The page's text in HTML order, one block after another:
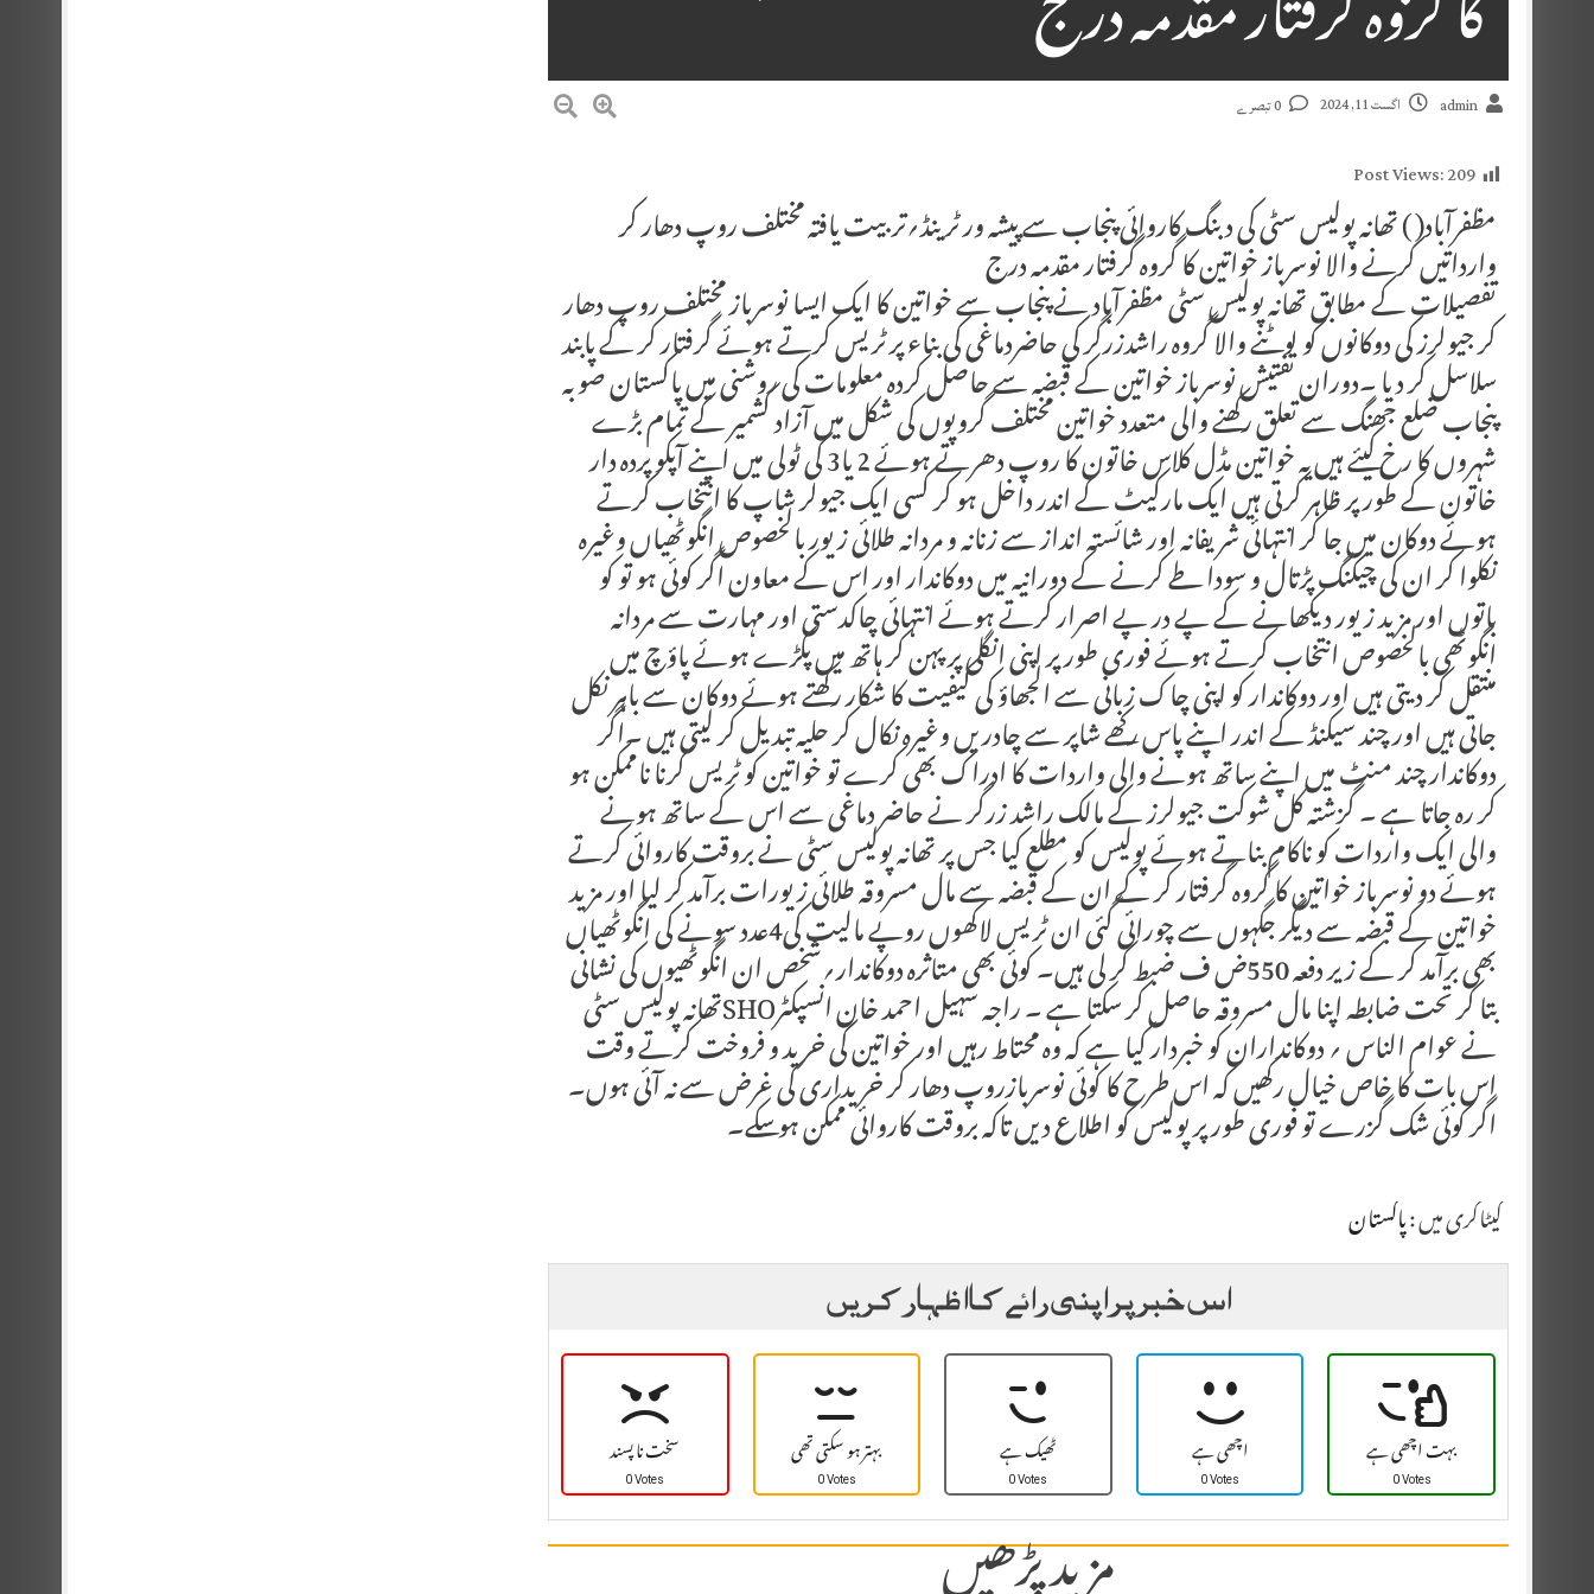
admin اگست 11, 2024
Post Views:209
مظفرآباد( ) تھانہ پولیس سٹی کی دبنگ کاروائی پنجاب سے پیشہ ور ٹرینڈ؍تربیت یافتہ مختلف روپ دھار کر
وارداتیں کرنے والا نوسرباز خواتین کا گروہ گرفتار مقدمہ درج
تفصیلات کے مطابق تھانہ پولیس سٹی مظفرآباد نے پنجاب سے خواتین کا ایک ایسا نوسرباز مختلف روپ دھار
کر جیولرز کی دوکانوں کو لوٹنے والا گروہ راشدزرگر کی حاضردماغی کی بناء پر ٹریس کرتے ہوئے گرفتار کر کے پابند
سلاسل کر دیا ۔دوران تفتیش نوسرباز خواتین کے قبضہ سے حاصل کردہ معلومات کی روشنی میں پاکستان صوبہ
پنجاب ضلع جھنگ سے تعلق رکھنے والی متعدد خواتین مختلف گروپوں کی شکل میں آزاد کشمیر کے تمام بڑے
شہروں کا رخ کیئے ہیں یہ خواتین مڈل کلاس خاتون کا روپ دھرتے ہوئے 2 یا3 کی ٹولی میں اپنے آپکو پردہ دار
خاتون کے طور پر ظاہر کرتی ہیں ایک مارکیٹ کے اندر داخل ہو کر کسی ایک جیولر شاپ کا انتخاب کرتے
ہوئے دوکان میں جا کر انتہائی شریفانہ اور شائستہ انداز سے زنانہ و مردانہ طلائی زیور بالخصوص انگوٹھیاں وغیرہ
نکلوا کر ان کی چیکنگ پڑتال و سودا طے کرنے کے دورانیہ میں دوکاندار اور اس کے معاون اگر کوئی ہو تو کو
باتوں اور مزید زیور دیکھانے کے پے در پے اصرار کرتے ہوئے انتہائی چاکدستی اور مہارت سے مردانہ
انگوٹھی بالخصوص انتخاب کرتے ہوئے فوری طور پر اپنی انگلی پر پہن کر ہاتھ میں پکڑے ہوئے پاؤچ میں
منتقل کر دیتی ہیں اور دوکاندار کو اپنی چاک زبانی سے الجھاؤ کی کیفیت کا شکار رکھتے ہوئے دوکان سے باہر نکل
جاتی ہیں اور چند سیکنڈ کے اندر اپنے پاس رکھے شاپر سے چادریں وغیرہ نکال کر حلیہ تبدیل کر لیتی ہیں ۔اگر
دوکاندار چند منٹ میں اپنے ساتھ ہونے والی واردات کا ادراک بھی کرے تو خواتین کو ٹریس کرنا ناممکن ہو
کر رہ جاتا ہے ۔ گزشتہ کل شوکت جیولرز کے مالک راشد زرگر نے حاضر دماغی سے اس کے ساتھ ہونے
والی ایک واردات کو ناکام بناتے ہوئے پولیس کو مطلع کیا جس پر تھانہ پولیس سٹی نے بروقت کاروائی کرتے
ہوئے دو نوسرباز خواتین کا گروہ گرفتار کر کے ان کے قبضہ سے مال مسروقہ طلائی زیورات برآمد کر لیا اور مزید
خواتین کے قبضہ سے دیگر جگہوں سے چورائی گئی ان ٹریس لاکھوں روپے مالیت کی4عدد سونے کی انگوٹھیاں
بھی برآمد کر کے زیر دفعہ 550ض ف ضبط کر لی ہیں۔ کوئی بھی متاثرہ دوکاندار؍شخص ان انگوٹھیوں کی نشانی
بتا کر تحت ضابطہ اپنا مال مسروقہ حاصل کر سکتا ہے ۔ راجہ سہیل احمد خان انسپکٹرSHOتھانہ پولیس سٹی
نے عوام الناس ؍ دوکانداران کو خبردار کیا ہے کہ وہ محتاط رہیں اور خواتین کی خرید و فروخت کرتے وقت
اس بات کا خاص خیال رکھیں کہ اس طرح کا کوئی نوسربازروپ دھار کر خریداری کی غرض سے نہ آئی ہوں۔
اگر کوئی شک گزرے تو فوری طور پر پولیس کو اطلاع دیں تاکہ بروقت کاروائی ممکن ہو سکے۔
کیٹاگری میں :پاکستان
اس خبر پر اپنی رائے کا اظہار کریں
سخت نا پسند
0 Votes بہتر ہو سکتی تھی
0 Votes ٹھیک ہے
0 Votes اچھی ہے
0 Votes بہت اچھی ہے
0 Votes